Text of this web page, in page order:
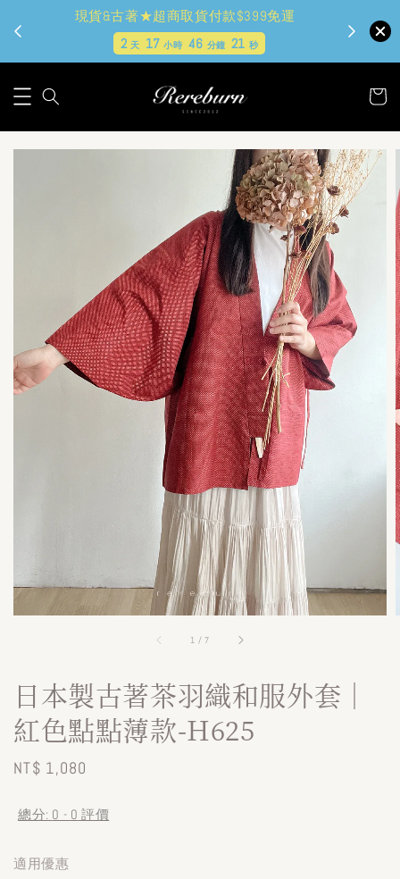
現貨&古著★超商取貨付款$399免運
2天 17小時 46 分鐘 20 秒
1 / 7
日本製古著茶羽織和服外套｜
紅色點點薄款-H625
Regular
NT$ 1,080
總分: 0 - 0 評價
適用優惠